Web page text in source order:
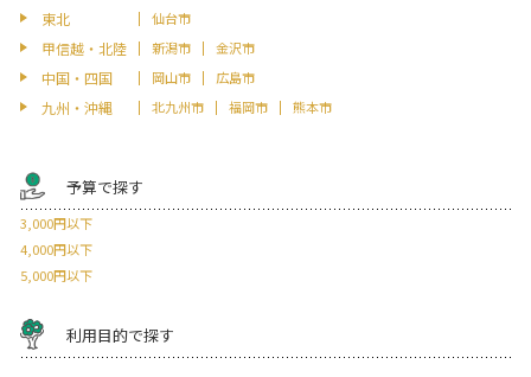
東北 仙台市
甲信越・北陸 新潟市 金沢市
中国・四国 岡山市 広島市
九州・沖縄 北九州市 福岡市 熊本市
予算で探す
3,000円以下
4,000円以下
5,000円以下
利用目的で探す